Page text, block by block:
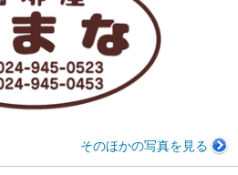
そのほかの写真を見る